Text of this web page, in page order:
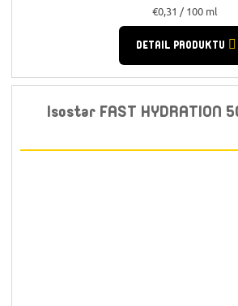
Jednotková
cena:
€0,31 / 100 ml
DETAIL PRODUKTU
Isostar FAST HYDRATION